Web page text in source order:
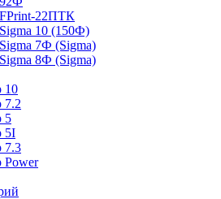
22ПТК
10 (150Ф)
7Ф (Sigma)
8Ф (Sigma)
10
7.2
5
5I
7.3
Power